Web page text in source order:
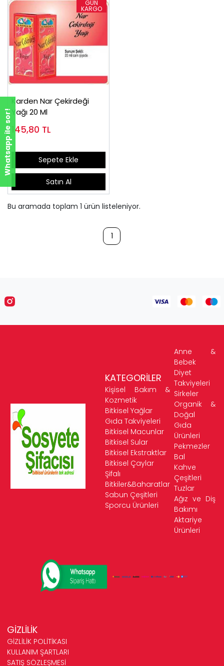
Karden Nar Çekirdeği
Yağı 20 Ml
145,80 TL
Sepete Ekle
Satın Al
Bu aramada toplam 1 ürün listeleniyor.
1
KATEGORİLER
Kişisel Bakım &
Kozmetik
Bitkisel Yağlar
Gıda Takviyeleri
Bitkisel Macunlar
Bitkisel Sular
Bitkisel Ekstraktlar
Bitkisel Çaylar
Şifalı
Bitkiler&Baharatlar
Sabun Çeşitleri
Sporcu Ürünleri
Anne &
Bebek
Diyet
Takviyeleri
Sirkeler
Organik &
Doğal
Gıda
Ürünleri
Pekmezler
Bal
Kahve
Çeşitleri
Tuzlar
Ağız ve Diş
Bakımı
Aktariye
Ürünleri
GİZLİLİK
GİZLİLİK POLİTİKASI
KULLANIM ŞARTLARI
SATIŞ SÖZLEŞMESİ
Whatsapp ile sor!